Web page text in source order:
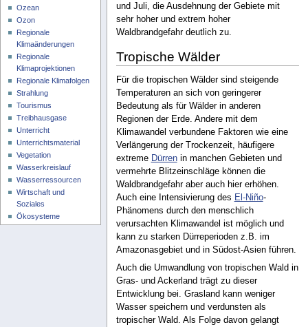
und Juli, die Ausdehnung der Gebiete mit
sehr hoher und extrem hoher
Waldbrandgefahr deutlich zu.
Tropische Wälder
Für die tropischen Wälder sind steigende
Temperaturen an sich von geringerer
Bedeutung als für Wälder in anderen
Regionen der Erde. Andere mit dem
Klimawandel verbundene Faktoren wie eine
Verlängerung der Trockenzeit, häufigere
extreme Dürrenin manchen Gebieten und
vermehrte Blitzeinschläge können die
Waldbrandgefahr aber auch hier erhöhen.
Auch eine Intensivierung des El-Niño-
Phänomens durch den menschlich
verursachten Klimawandel ist möglich und
kann zu starken Dürreperioden z.B. im
Amazonasgebiet und in Südost-Asien führen.
Auch die Umwandlung von tropischen Wald in
Gras- und Ackerland trägt zu dieser
Entwicklung bei. Grasland kann weniger
Wasser speichern und verdunsten als
tropischer Wald. Als Folge davon gelangt
Ozean
Ozon
Regionale
Klimaänderungen
Regionale
Klimaprojektionen
Regionale Klimafolgen
Strahlung
Tourismus
Treibhausgase
Unterricht
Unterrichtsmaterial
Vegetation
Wasserkreislauf
Wasserressourcen
Wirtschaft und
Soziales
Ökosysteme